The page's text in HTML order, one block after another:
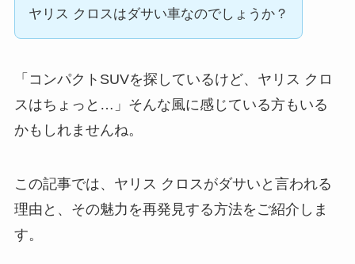
ヤリス クロスはダサい車なのでしょうか？
「コンパクトSUVを探しているけど、ヤリス クロ
スはちょっと…」そんな風に感じている方もいる
かもしれませんね。
この記事では、ヤリス クロスがダサいと言われる
理由と、その魅力を再発見する方法をご紹介しま
す。